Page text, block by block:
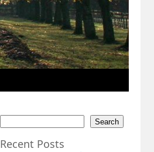
Search
Recent Posts